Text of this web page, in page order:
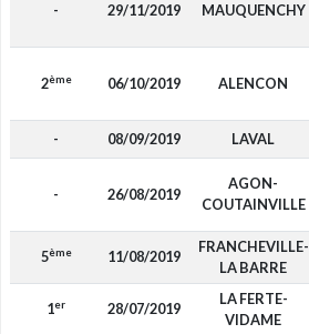
- 29/11/2019 MAUQUENCHY
2ème 06/10/2019 ALENCON
- 08/09/2019 LAVAL
- 26/08/2019
AGON-
COUTAINVILLE
5ème 11/08/2019
FRANCHEVILLE-
LA BARRE
1er 28/07/2019
LA FERTE-
VIDAME